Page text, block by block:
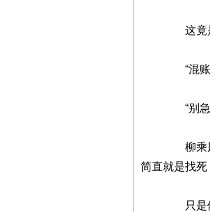
这竟是慕
“混账！”柳
“别急，继
柳乘风一惊
简直就是找死
只是他不